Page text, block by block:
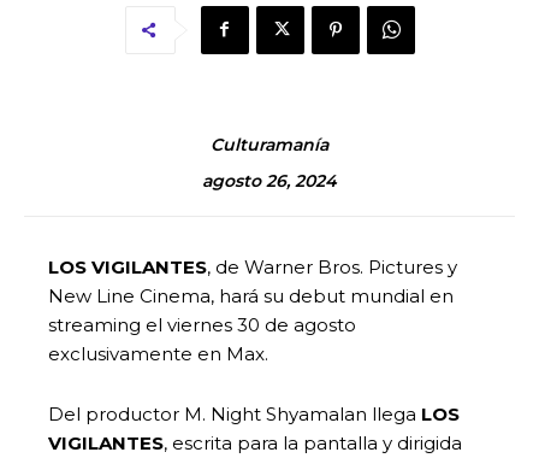
Culturamanía
agosto 26, 2024
LOS VIGILANTES, de Warner Bros. Pictures y
New Line Cinema, hará su debut mundial en
streaming el viernes 30 de agosto
exclusivamente en Max.
Del productor M. Night Shyamalan llega LOS
VIGILANTES, escrita para la pantalla y dirigida